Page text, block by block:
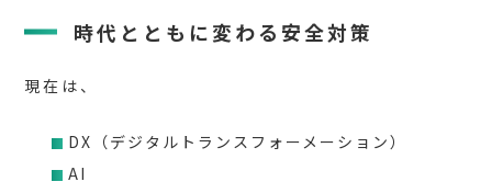
時代とともに変わる安全対策
現在は、
DX（デジタルトランスフォーメーション）
AI